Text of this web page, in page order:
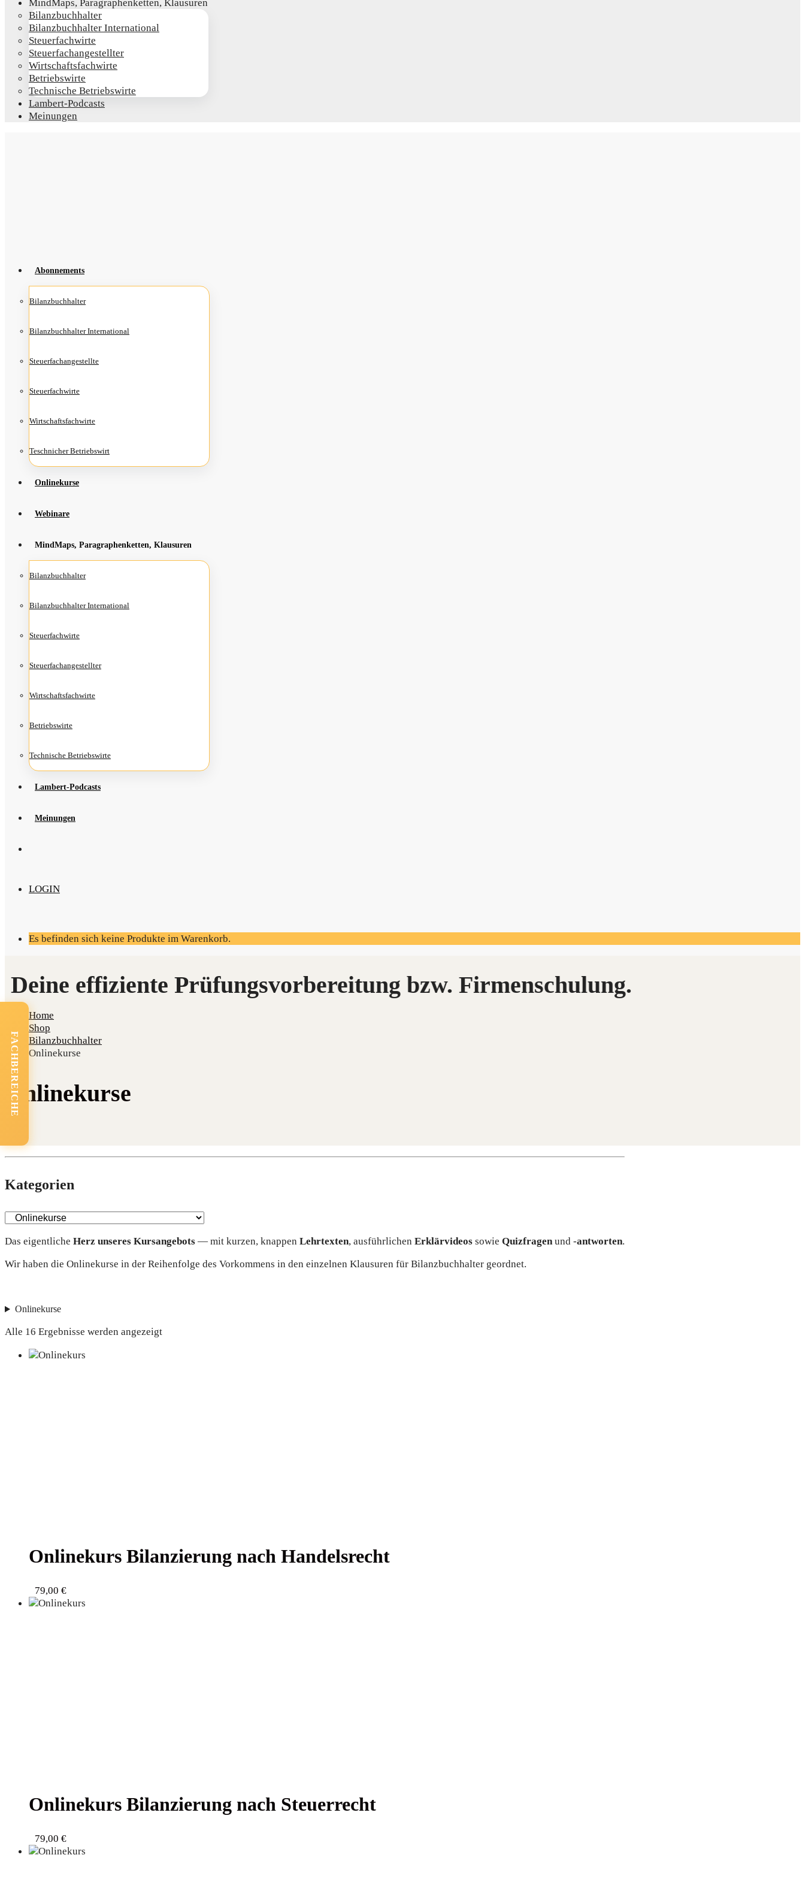
Mind­Maps, Para­gra­phen­ket­ten, Klausuren
Bilanz­buch­hal­ter
Bilanz­buch­hal­ter International
Steu­er­fach­wir­te
Steu­er­fach­an­ge­stell­ter
Wirt­schafts­fach­wir­te
Betriebs­wir­te
Tech­ni­sche Betriebswirte
Lam­­bert-Pod­­casts
Mei­nun­gen
Abon­ne­ments
Bilanz­buch­hal­ter
Bilanz­buch­hal­ter International
Steu­er­fach­an­ge­stell­te
Steu­er­fach­wir­te
Wirt­schafts­fach­wir­te
Teschni­cher Betriebswirt
Online­kur­se
Web­i­na­re
Mind­Maps, Para­gra­phen­ket­ten, Klausuren
Bilanz­buch­hal­ter
Bilanz­buch­hal­ter International
Steu­er­fach­wir­te
Steu­er­fach­an­ge­stell­ter
Wirt­schafts­fach­wir­te
Betriebs­wir­te
Tech­ni­sche Betriebswirte
Lam­­bert-Pod­­casts
Mei­nun­gen
LOGIN
Es befinden sich keine Produkte im Warenkorb.
Home
Shop
Bilanzbuchhalter
Onlinekurse
Onlinekurse
Kate­go­rien
Das eigent­li­che Herz unse­res Kurs­an­ge­bots — mit kur­zen, knap­pen Lehr­tex­ten, aus­führ­li­chen Erklär­vi­de­os sowie Quiz­fra­gen und -ant­wor­ten.
Wir haben die Online­kur­se in der Rei­hen­fol­ge des Vor­kom­mens in den ein­zel­nen Klau­su­ren für Bilanz­buch­hal­ter geordnet.
Onlinekurse
Alle 16 Ergebnisse werden angezeigt
Online­kurs Bilan­zie­rung nach Handelsrecht
79,00 €
Online­kurs Bilan­zie­rung nach Steuerrecht
79,00 €
FACHBEREICHE